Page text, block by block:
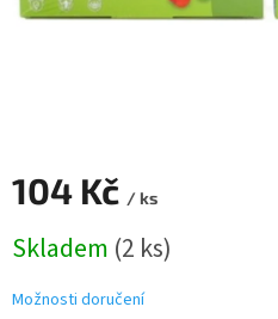
104 Kč / ks
cena:
Skladem (2 ks)
Možnosti doručení